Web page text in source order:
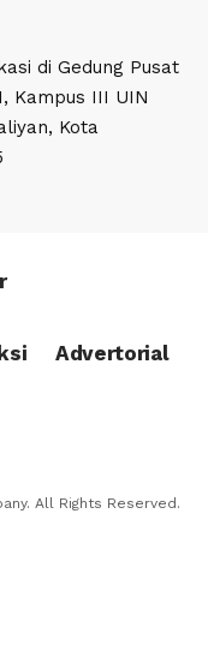
di Gedung Pusat
Kampus III UIN
Kota
Advertorial
All Rights Reserved.